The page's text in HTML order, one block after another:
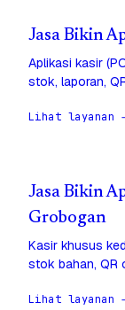
Jasa Bikin
Aplikasi kasir
stok, laporan,
Lihat layanan
Jasa Bikin
Grobogan
Kasir khusus
stok bahan, QR
Lihat layanan